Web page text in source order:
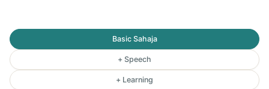
Basic Sahaja
+ Speech
+ Learning